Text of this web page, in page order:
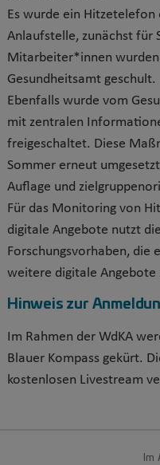
Es wurde ein
Anlaufstelle, zunächst für
Mitarbeiter*innen
Gesundheitsamt geschult.
Ebenfalls wurde vom
mit zentralen
freigeschaltet. Diese
Sommer erneut
Auflage und
Für das Monitoring von
digitale Angebote nutzt
Forschungsvorhaben, die
weitere digitale Angebote
Hinweis zur
Im Rahmen der WdKA
Blauer Kompass gekürt.
kostenlosen Livestream
Im